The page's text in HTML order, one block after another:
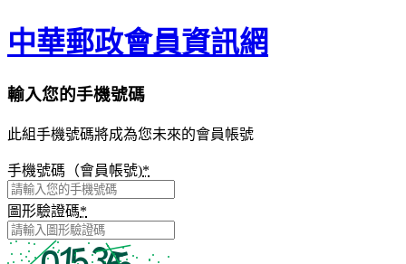
中華郵政會員資訊網
輸入您的手機號碼
此組手機號碼將成為您未來的會員帳號
手機號碼（會員帳號)*
圖形驗證碼*